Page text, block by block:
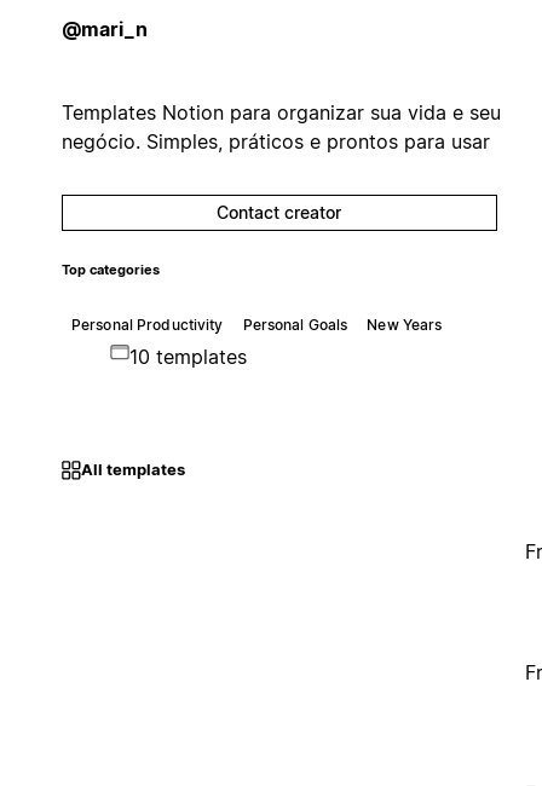
@mari_n
Templates Notion para organizar sua vida e seu
negócio. Simples, práticos e prontos para usar
Contact creator
Top categories
Personal Productivity Personal Goals New Years
10 templates
All templates